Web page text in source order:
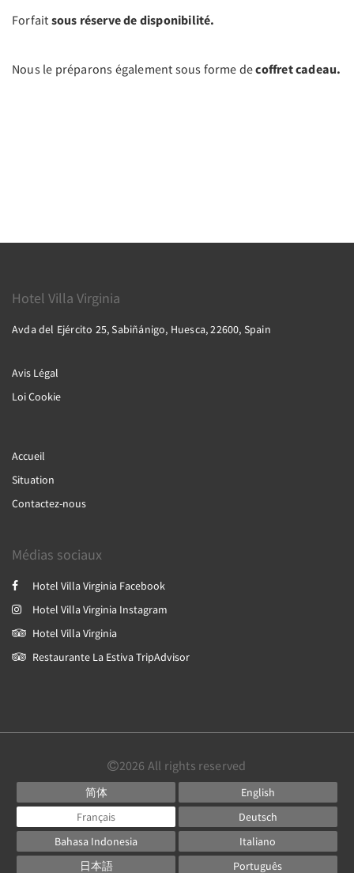
Forfait sous réserve de disponibilité.
Nous le préparons également sous forme decoffret cadeau.
Hotel Villa Virginia
Avda del Ejército 25, Sabiñánigo, Huesca, 22600, Spain
Avis Légal
Loi Cookie
Accueil
Situation
Contactez-nous
Médias sociaux
Hotel Villa Virginia Facebook
Hotel Villa Virginia Instagram
Hotel Villa Virginia
Restaurante La Estiva TripAdvisor
2026 All rights reserved
简体
English
Français
Deutsch
Bahasa Indonesia
Italiano
日本語
Português